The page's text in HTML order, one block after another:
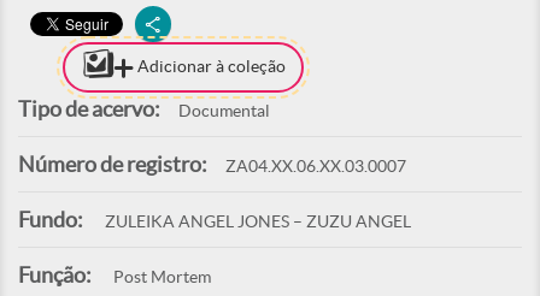
Adicionar à coleção
Tipo de acervo: Documental
Número de registro: ZA04.XX.06.XX.03.0007
Fundo: ZULEIKA ANGEL JONES – ZUZU ANGEL
Função: Post Mortem